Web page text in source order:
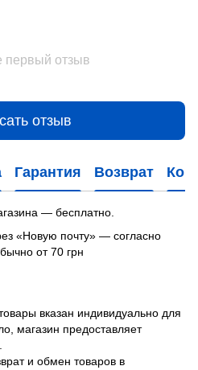
первый отзыв
отзыв
Гарантия Возврат
— бесплатно.
«Новую почту» — согласно
от 70 грн
вказан индивидуально для
магазин предоставляет
и обмен товаров в